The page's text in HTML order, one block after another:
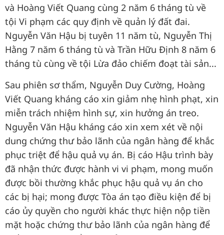
và Hoàng Viết Quang cùng 2 năm 6 tháng tù về
tội Vi phạm các quy định về quản lý đất đai.
Nguyễn Văn Hậu bị tuyên 11 năm tù, Nguyễn Thị
Hằng 7 năm 6 tháng tù và Trần Hữu Định 8 năm 6
tháng tù cùng về tội Lừa đảo chiếm đoạt tài sản...
Sau phiên sơ thẩm, Nguyễn Duy Cường, Hoàng
Viết Quang kháng cáo xin giảm nhẹ hình phạt, xin
miễn trách nhiệm hình sự, xin hưởng án treo.
Nguyễn Văn Hậu kháng cáo xin xem xét về nội
dung chứng thư bảo lãnh của ngân hàng để khắc
phục triệt để hậu quả vụ án. Bị cáo Hậu trình bày
đã nhận thức được hành vi vi phạm, mong muốn
được bồi thường khắc phục hậu quả vụ án cho
các bị hại; mong được Tòa án tạo điều kiện để bị
cáo ủy quyền cho người khác thực hiện nộp tiền
mặt hoặc chứng thư bảo lãnh của ngân hàng để